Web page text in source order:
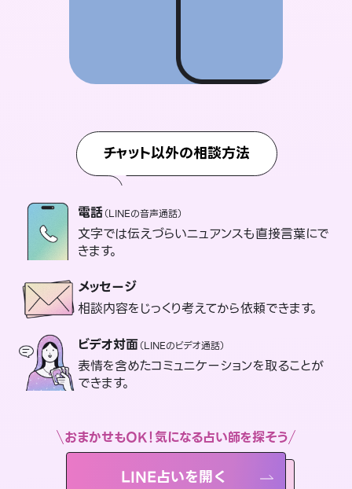
チャット以外の相談方法
電話（LINEの音声通話）
文字では伝えづらいニュアンスも直接言葉にで
きます。
メッセージ
相談内容をじっくり考えてから依頼できます。
ビデオ対面（LINEのビデオ通話）
表情を含めたコミュニケーションを取ることが
できます。
おまかせもOK！気になる占い師を探そう
LINE占いを開く